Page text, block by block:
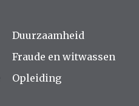
Duurzaamheid
Fraude en witwassen
Opleiding